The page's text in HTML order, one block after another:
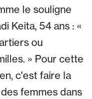
le souligne
Keita, 54 ans : «
ou
» Pour cette
c'est faire la
femmes dans